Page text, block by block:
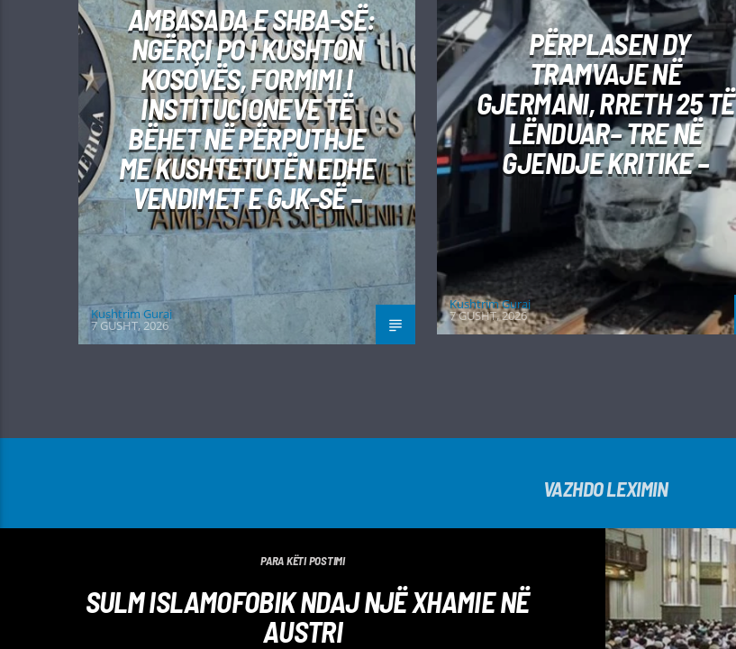
AMBASADA E SHBA-SË:
NGËRÇI PO I KUSHTON
KOSOVËS, FORMIMI I
INSTITUCIONEVE TË
BËHET NË PËRPUTHJE
ME KUSHTETUTËN EDHE
VENDIMET E GJK-SË –
Kushtrim Guraj
7 GUSHT, 2026
PËRPLASEN DY
TRAMVAJE NË
GJERMANI, RRETH 25 TË
LËNDUAR– TRE NË
GJENDJE KRITIKE –
Kushtrim Guraj
7 GUSHT, 2026
VAZHDO LEXIMIN
PARA KËTI POSTIMI
SULM ISLAMOFOBIK NDAJ NJË XHAMIE NË
AUSTRI